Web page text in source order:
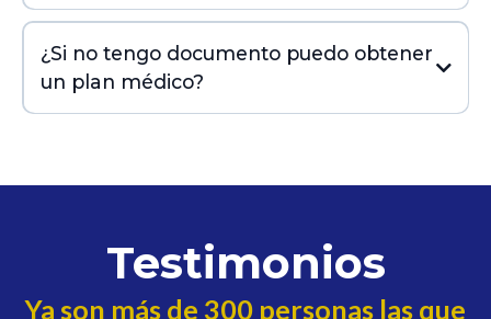
¿Si no tengo documento puedo obtener
un plan médico?
Testimonios
Ya son más de 300 personas las que